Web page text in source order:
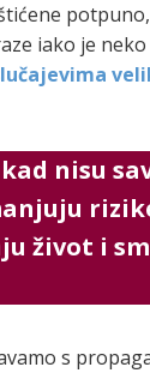
iako je
nisu
život i
s